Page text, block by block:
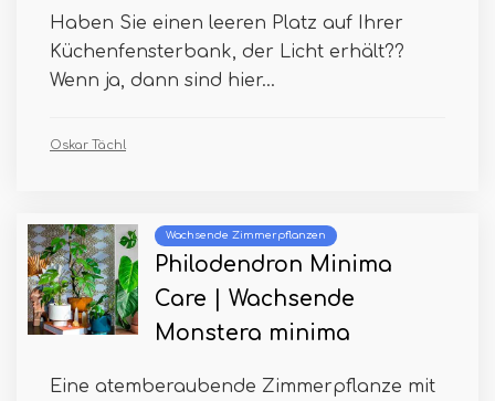
Haben Sie einen leeren Platz auf Ihrer
Küchenfensterbank, der Licht erhält??
Wenn ja, dann sind hier...
Oskar Tächl
Wachsende Zimmerpflanzen
Philodendron Minima
Care | Wachsende
Monstera minima
Eine atemberaubende Zimmerpflanze mit